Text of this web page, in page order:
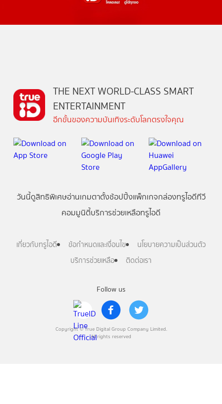
Follow us
Copyright © True Digital Group Company Limited.
All rights reserved
THE NEXT WORLD-CLASS SMART
ENTERTAINMENT
อีกขั้นของความบันเทิงระดับโลกตรงใจคุณ
วันนี้ดูสิทธิพิเศษอ่านเกมตาตั้งช้อปปิ้งแพ็กเกจกล่องทรูไอดีทีวี
คอมมูนิตี้บริการช่วยเหลือทรูไอดี
เกี่ยวกับทรูไอดี ข้อกำหนดและเงื่อนไข
นโยบายความเป็นส่วนตัว
บริการช่วยเหลือ
ติดต่อเรา